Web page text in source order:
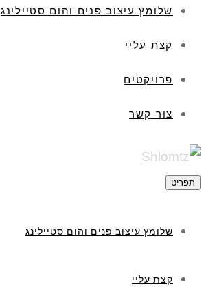
שלומץ עיצוב פנים והום סטיילינג
קצת עליי
פרויקטים
צור קשר
תפריט
שלומץ עיצוב פנים והום סטיילינג
קצת עליי